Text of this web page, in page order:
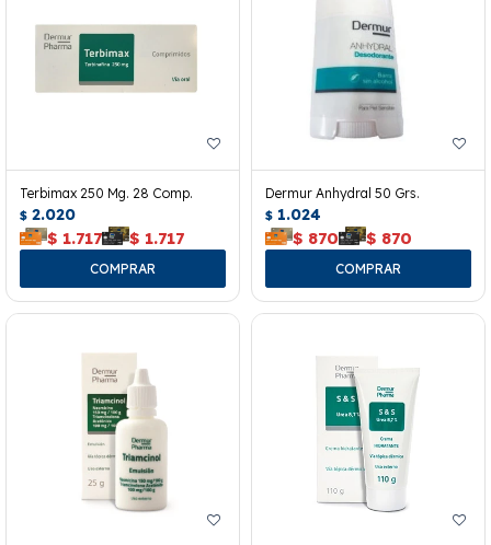
Terbimax 250 Mg. 28 Comp.
$ 2.020
$ 1.717 $ 1.717
Dermur Anhydral 50 Grs.
$ 1.024
$ 870 $ 870